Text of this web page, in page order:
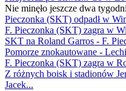
Nie minęło jeszcze dwa
Pieczonka (SKT) odpadł w
F. Pieczonka (SKT) zagra w
SKT na Roland Garros - F.
Pomorze znokautowane -
F. Pieczonka (SKT) zagra w
Z różnych boisk i stadionów
Jacek...